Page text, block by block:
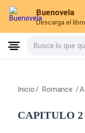
Buenovela
Descarga el
Busca lo que
Inicio / Romance /
CAPITULO 2